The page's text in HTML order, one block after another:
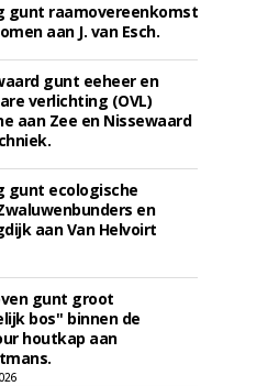
gunt raamovereenkomst
aan J. van Esch.
gunt eeheer en
verlichting (OVL)
aan Zee en Nissewaard
gunt ecologische
en
aan Van Helvoirt
gunt groot
bos'' binnen de
houtkap aan